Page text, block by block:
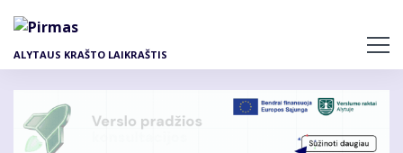
pagrindinį
ALYTAUS KRAŠTO LAIKRAŠTIS